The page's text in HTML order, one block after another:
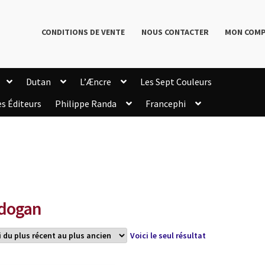
CONDITIONS DE VENTE NOUS CONTACTER MON
Dutan L’Æncre
Les Sept Couleurs
Éditeurs Philippe Randa
Francephi
Voici le seul résultat